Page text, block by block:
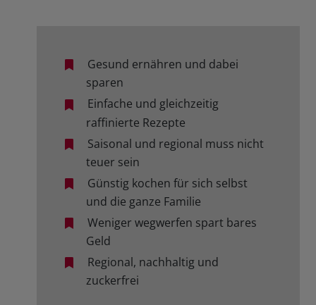
Gesund ernähren und dabei
sparen
Einfache und gleichzeitig
raffinierte Rezepte
Saisonal und regional muss nicht
teuer sein
Günstig kochen für sich selbst
und die ganze Familie
Weniger wegwerfen spart bares
Geld
Regional, nachhaltig und
zuckerfrei